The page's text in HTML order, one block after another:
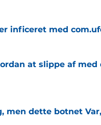
inficeret med
at slippe af
dette botnet Var,